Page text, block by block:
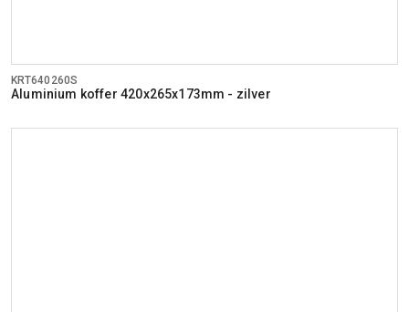
KRT640260S
Aluminium koffer 420x265x173mm - zilver